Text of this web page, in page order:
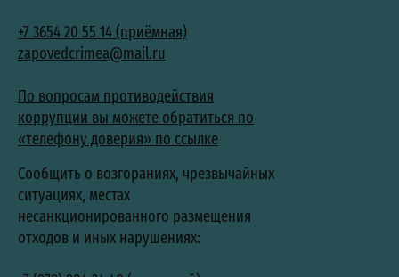
+7 3654 20 55 14 (приёмная)
zapovedcrimea@mail.ru
По вопросам противодействия
коррупции вы можете обратиться по
«телефону доверия» по ссылке
Сообщить о возгораниях, чрезвычайных
ситуациях, местах
несанкционированного размещения
отходов и иных нарушениях: